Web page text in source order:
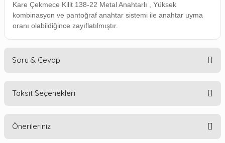
Kare Çekmece Kilit 138-22 Metal Anahtarlı , Yüksek
kombinasyon ve pantoğraf anahtar sistemi ile anahtar uyma
oranı olabildiğince zayıflatılmıştır.
Soru & Cevap
Taksit Seçenekleri
Önerileriniz